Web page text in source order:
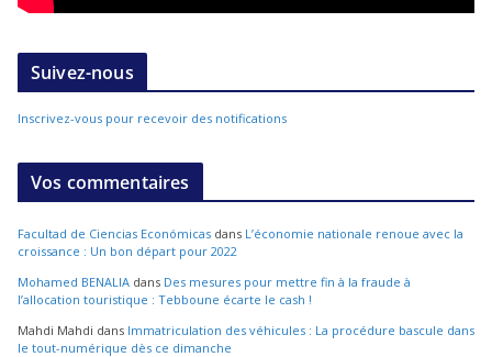
Suivez-nous
Inscrivez-vous pour recevoir des notifications
Vos commentaires
Facultad de Ciencias Económicas dans L’économie nationale renoue avec la
croissance : Un bon départ pour 2022
Mohamed BENALIA dans Des mesures pour mettre fin à la fraude à
l’allocation touristique : Tebboune écarte le cash !
Mahdi Mahdi dans Immatriculation des véhicules : La procédure bascule dans
le tout-numérique dès ce dimanche